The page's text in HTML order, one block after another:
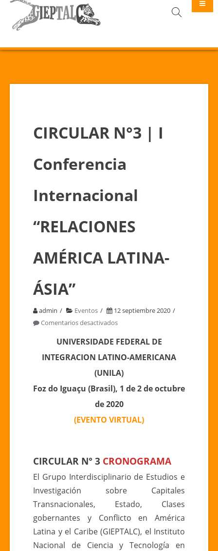
GIEPTALC
CIRCULAR N°3 | I
Conferencia
Internacional
“RELACIONES
AMÉRICA LATINA-
ÁSIA”
admin Eventos
12 septiembre 2020
Comentarios desactivadosen
N°3
|
I
“RELACIONES
AMÉRICA
UNIVERSIDADE FEDERAL DE
INTEGRACION LATINO-AMERICANA
(UNILA)
Foz do Iguaçu (Brasil), 1 de 2 de octubre
de 2020
(EVENTO VIRTUAL)
CIRCULAR N° 3 CRONOGRAMA
El Grupo Interdisciplinario de Estudios e
Investigación sobre Capitales
Transnacionales, Estado, Clases
gobernantes y Conflicto en América
Latina y el Caribe (GIEPTALC), el Instituto
Nacional de Ciencia y Tecnología en